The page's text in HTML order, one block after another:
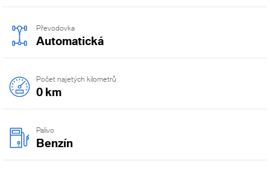
Převodovka
Automatická
Počet najetých kilometrů
0 km
Palivo
Benzín